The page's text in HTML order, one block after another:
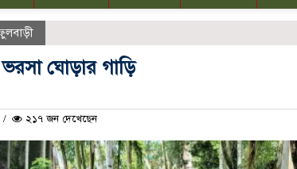
ঘোড়ার গাড়ি
২১৭ জন দেখেছেন